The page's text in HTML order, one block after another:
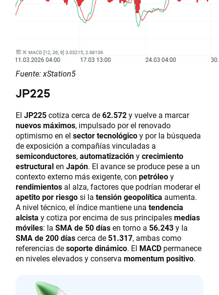
Fuente: xStation5
JP225
El JP225cotiza cerca de62.572y vuelve a marcar
nuevos máximos, impulsado por el renovado
optimismo en el sector tecnológicoy por la búsqueda
de exposición a compañías vinculadas a
semiconductores,automatizaciónycrecimiento
estructuralen Japón. El avance se produce pese a un
contexto externo más exigente, con petróleoy
rendimientos al alza, factores que podrían moderar el
apetito por riesgosi la tensión geopolítica aumenta.
A nivel técnico, el índice mantiene una tendencia
alcista y cotiza por encima de sus principalesmedias
móviles: la SMA de 50 díasen torno a 56.243y la
SMA de 200 díascerca de 51.317, ambas como
referencias desoporte dinámico. El MACD permanece
en niveles elevados y conserva momentum positivo.